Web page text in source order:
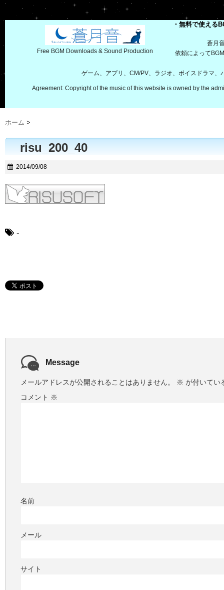
Free BGM Downloads & Sound Production
・無料で使える
蒼月
依頼によって
ゲーム、アプリ、CM/PV、ラジオ、ボイスドラマ
Agreement: Copyright of the music of this website is owned by the
ホーム >
risu_200_40
2014/09/08
-
Message
メールアドレスが公開されることはありません。 ※ が付いてい
コメント ※
名前
メール
サイト